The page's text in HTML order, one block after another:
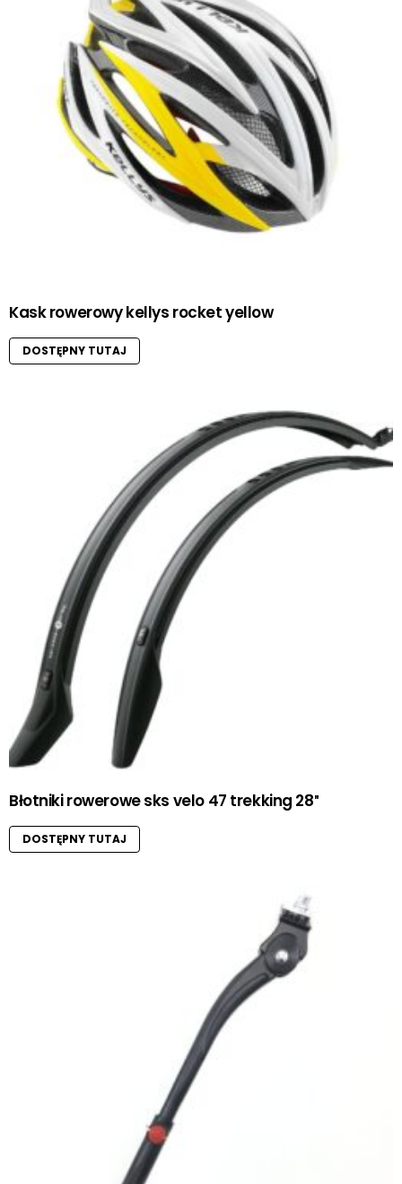
Kask rowerowy kellys rocket yellow
DOSTĘPNY TUTAJ
Błotniki rowerowe sks velo 47 trekking 28″
DOSTĘPNY TUTAJ